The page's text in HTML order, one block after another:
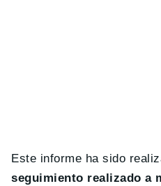
Este informe ha sido
seguimiento realizado a